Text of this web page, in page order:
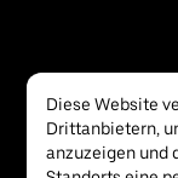
Diese Website
Drittanbietern,
anzuzeigen und